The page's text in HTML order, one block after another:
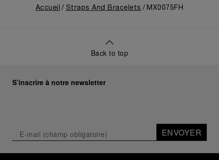
Accueil Straps And Bracelets MX0075FH
Back to top
S’inscrire à notre newsletter
ENVOYER